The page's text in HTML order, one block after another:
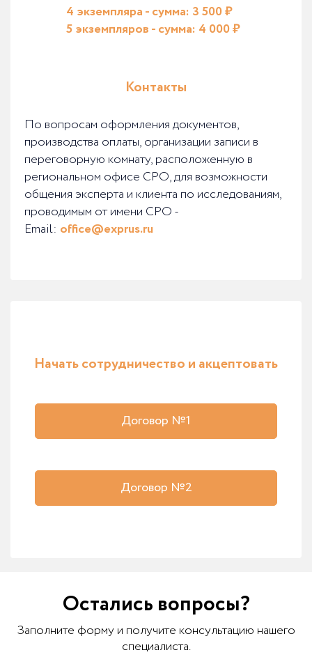
4 экземпляра - сумма: 3 500 ₽
5 экземпляров - сумма: 4 000 ₽
Контакты
По вопросам оформления документов,
производства оплаты, организации записи в
переговорную комнату, расположенную в
региональном офисе СРО, для возможности
общения эксперта и клиента по исследованиям,
проводимым от имени СРО -
Email: office@exprus.ru
Начать сотрудничество и акцептовать
Договор №1
Договор №2
Остались вопросы?
Заполните форму и получите консультацию нашего
специалиста.